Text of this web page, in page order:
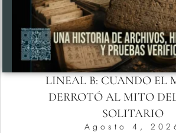
LINEAL B: CUANDO EL
DERROTÓ AL MITO
SOLITARIO
Agosto 4,